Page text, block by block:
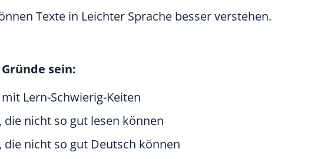
Texte in Leichter Sprache besser verstehen.
sein:
Lern-Schwierig-Keiten
die nicht so gut lesen können
die nicht so gut Deutsch können